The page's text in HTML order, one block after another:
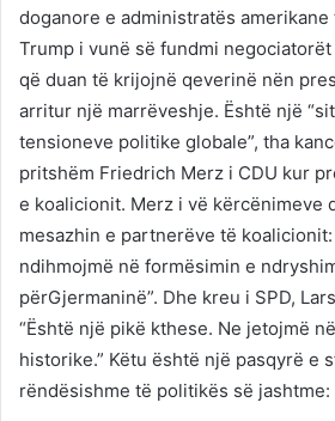
doganore e administratës
Trump i vunë së fundmi
që duan të krijojnë qeverinë nën
arritur një marrëveshje. Është një
tensioneve politike globale”, tha
pritshëm Friedrich Merz i CDU kur
e koalicionit. Merz i vë kërcënimeve
mesazhin e partnerëve të koalicionit:
ndihmojmë në formësimin e
përGjermaninë”. Dhe kreu i SPD,
“Është një pikë kthese. Ne jetojmë
historike.” Këtu është një pasqyrë e
rëndësishme të politikës së jashtme: